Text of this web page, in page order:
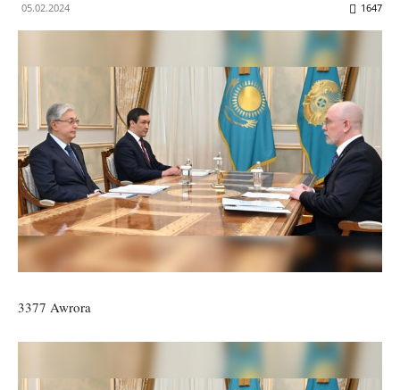
05.02.2024 1647
3377 Awrora